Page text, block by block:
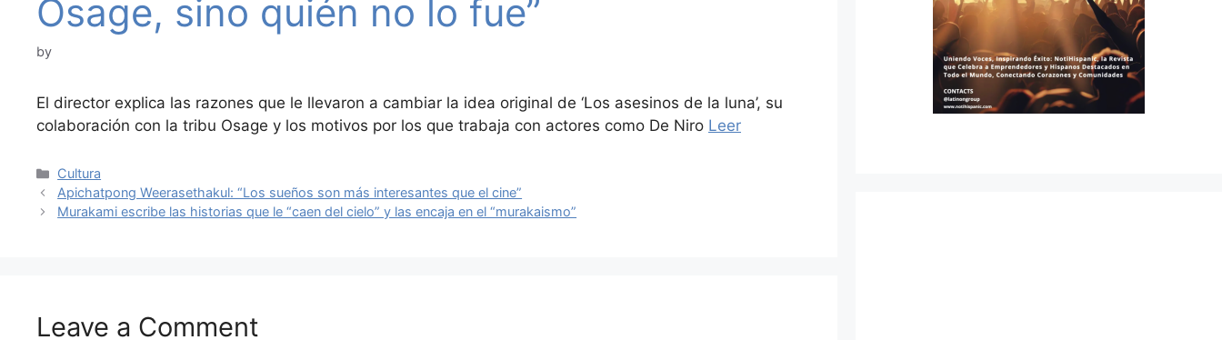
Osage, sino quién no lo fue”
by
El director explica las razones que le llevaron a cambiar la idea original de ‘Los asesinos de la luna’, su
colaboración con la tribu Osage y los motivos por los que trabaja con actores como De Niro Leer
Categories
Cultura
Apichatpong Weerasethakul: “Los sueños son más interesantes que el cine”
Murakami escribe las historias que le “caen del cielo” y las encaja en el “murakaismo”
Leave a Comment